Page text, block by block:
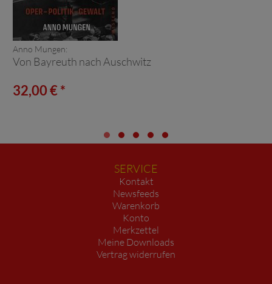
Anno Mungen:
Von Bayreuth nach Auschwitz
32,00 € *
SERVICE
Kontakt
Newsfeeds
Warenkorb
Konto
Merkzettel
Meine Downloads
Vertrag widerrufen